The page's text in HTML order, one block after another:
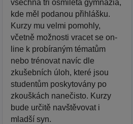
všechna tři osmiletá gymnázia,
kde měl podanou přihlášku.
Kurzy mu velmi pomohly,
včetně možnosti vracet se on-
line k probíraným tématům
nebo trénovat navíc dle
zkušebních úloh, které jsou
studentům poskytovány po
zkouškách nanečisto. Kurzy
bude určitě navštěvovat i
mladší syn.